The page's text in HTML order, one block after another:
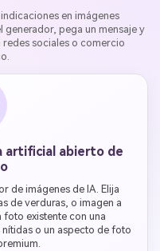
en imágenes
generador, pega un mensaje y
sociales o comercio
artificial abierto de
de imágenes de IA. Elija
de verduras, o imagen a
foto existente con una
o un aspecto de foto